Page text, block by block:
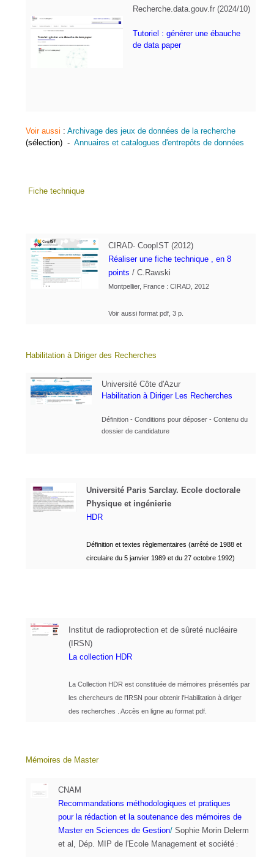
Recherche.data.gouv.fr (2024/10)
Tutoriel : générer une ébauche
de data paper
Voir aussi : Archivage des jeux de données de la recherche
(sélection) - Annuaires et catalogues d'entrepôts de données
Fiche technique
CIRAD- CoopIST (2012)
Réaliser une fiche technique , en 8
points / C.Rawski
Montpellier, France : CIRAD, 2012
Voir aussi format pdf, 3 p.
Habilitation à Diriger des Recherches
Université Côte d'Azur
Habilitation à Diriger Les Recherches
Définition - Conditions pour déposer - Contenu du
dossier de candidature
Université Paris Sarclay. Ecole doctorale
Physique et ingénierie
HDR
Définition et textes règlementaires (arrêté de 1988 et
circulaire du 5 janvier 1989 et du 27 octobre 1992)
Institut de radioprotection et de sûreté nucléaire
(IRSN)
La collection HDR
La Collection HDR est constituée de mémoires présentés par
les chercheurs de l'IRSN pour obtenir l'Habilitation à diriger
des recherches . Accès en ligne au format pdf.
Mémoires de Master
CNAM
Recommandations méthodologiques et pratiques
pourla rédaction et la soutenance des mémoires de
Master en Sciences de Gestion/ Sophie Morin Delerm
et al, Dép. MIP de l'Ecole Management et société :